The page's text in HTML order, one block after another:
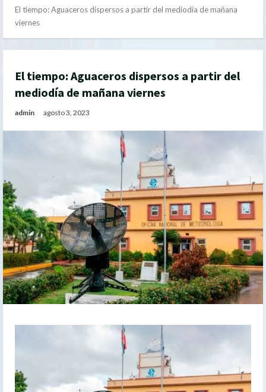
El tiempo: Aguaceros dispersos a partir del mediodía de mañana
viernes
El tiempo: Aguaceros dispersos a partir del
mediodía de mañana viernes
admin agosto 3, 2023